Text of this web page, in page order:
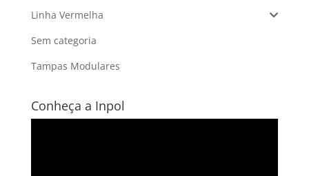
Linha Vermelha
Sem categoria
Tampas Modulares
Conheça a Inpol